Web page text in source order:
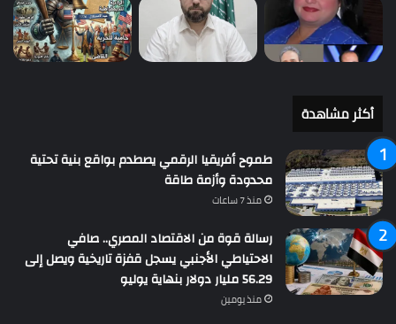
أكثر مشاهدة
طموح أفريقيا الرقمي يصطدم بواقع بنية تحتية
محدودة وأزمة طاقة
منذ 7 ساعات
رسالة قوة من الاقتصاد المصري.. صافي
الاحتياطي الأجنبي يسجل قفزة تاريخية ويصل إلى
56.29 مليار دولار بنهاية يوليو
منذ يومين